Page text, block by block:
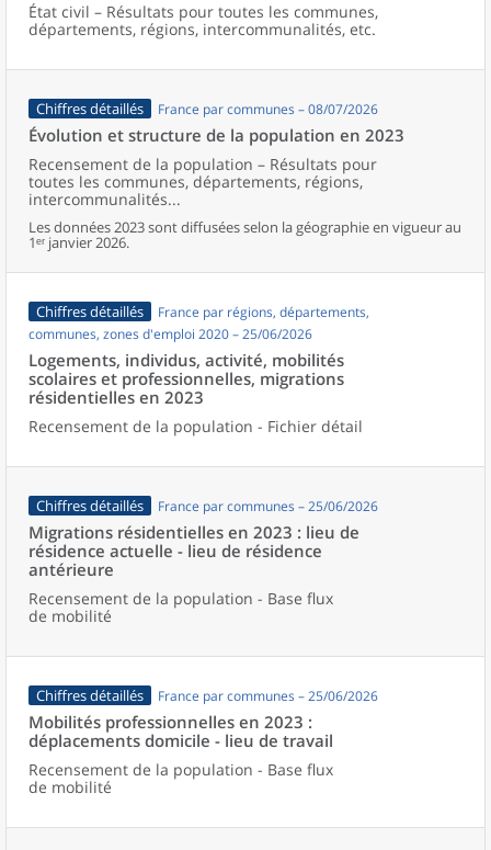
État civil – Résultats pour toutes les communes,
départements, régions, intercommunalités, etc.
Chiffres détaillés France par communes – 08/07/2026
Évolution et structure de la population en 2023
Recensement de la population – Résultats pour
toutes les communes, départements, régions,
intercommunalités...
Les données 2023 sont diffusées selon la géographie en vigueur au
1ᵉʳ janvier 2026.
Chiffres détaillés
France par régions, départements,
communes, zones d'emploi 2020 – 25/06/2026
Logements, individus, activité, mobilités
scolaires et professionnelles, migrations
résidentielles en 2023
Recensement de la population - Fichier détail
Chiffres détaillés France par communes – 25/06/2026
Migrations résidentielles en 2023 : lieu de
résidence actuelle - lieu de résidence
antérieure
Recensement de la population - Base flux
de mobilité
Chiffres détaillés France par communes – 25/06/2026
Mobilités professionnelles en 2023 :
déplacements domicile - lieu de travail
Recensement de la population - Base flux
de mobilité